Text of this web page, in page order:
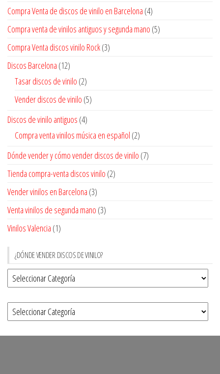
Compra Venta de discos de vinilo en Barcelona (4)
Compra venta de vinilos antiguos y segunda mano (5)
Compra Venta discos vinilo Rock(3)
Discos Barcelona (12)
Tasar discos de vinilo (2)
Vender discos de vinilo (5)
Discos de vinilo antiguos (4)
Compra venta vinilos música en español (2)
Dónde vender y cómo vender discos de vinilo (7)
Tienda compra-venta discos vinilo (2)
Vender vinilos en Barcelona (3)
Venta vinilos de segunda mano (3)
Vinilos Valencia (1)
¿DÓNDE VENDER DISCOS DE VINILO?